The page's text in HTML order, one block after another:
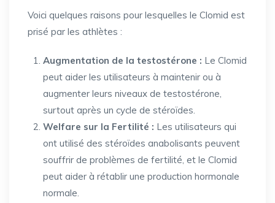
Voici quelques raisons pour lesquelles le Clomid est
prisé par les athlètes :
Augmentation de la testostérone : Le Clomid
peut aider les utilisateurs à maintenir ou à
augmenter leurs niveaux de testostérone,
surtout après un cycle de stéroïdes.
Welfare sur la Fertilité : Les utilisateurs qui
ont utilisé des stéroïdes anabolisants peuvent
souffrir de problèmes de fertilité, et le Clomid
peut aider à rétablir une production hormonale
normale.